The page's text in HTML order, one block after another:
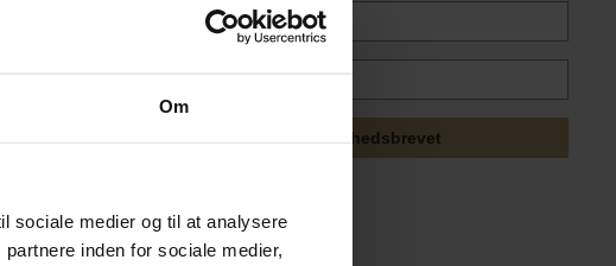
Om
sociale medier og til at analysere
inden for sociale medier,
Tilmeld mig nyhedsbrevet